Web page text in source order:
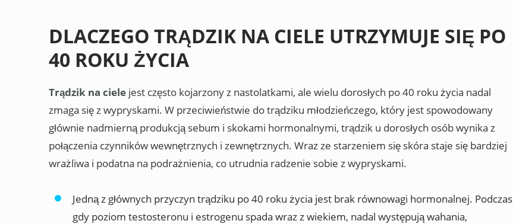
DLACZEGO TRĄDZIK NA CIELE UTRZYMUJE SIĘ PO
40 ROKU ŻYCIA
Trądzik na ciele jest często kojarzony z nastolatkami, ale wielu dorosłych po 40 roku życia nadal
zmaga się z wypryskami. W przeciwieństwie do trądziku młodzieńczego, który jest spowodowany
głównie nadmierną produkcją sebum i skokami hormonalnymi, trądzik u dorosłych osób wynika z
połączenia czynników wewnętrznych i zewnętrznych. Wraz ze starzeniem się skóra staje się bardziej
wrażliwa i podatna na podrażnienia, co utrudnia radzenie sobie z wypryskami.
Jedną z głównych przyczyn trądziku po 40 roku życia jest brak równowagi hormonalnej. Podczas
gdy poziom testosteronu i estrogenu spada wraz z wiekiem, nadal występują wahania,